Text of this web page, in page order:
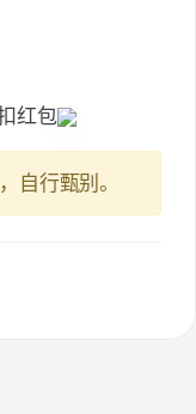
红包
自行甄别。